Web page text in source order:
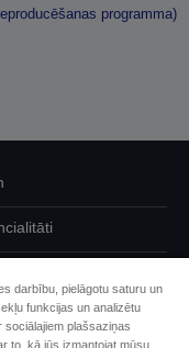
programma)
datiem
darbību, pielāgotu saturu un
funkcijas un analizētu
sociālajiem plašsaziņas
to, kā jūs izmantojat mūsu